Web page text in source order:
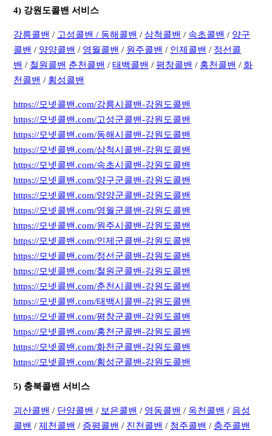
4) 강원도콜밴 서비스
강릉콜밴 / 고성콜밴 / 동해콜밴 /삼척콜밴 / 속초콜밴 / 양구
콜밴 / 양양콜밴 / 영월콜밴 / 원주콜밴 / 인제콜밴 / 정선콜
밴 / 철원콜밴 춘천콜밴 /태백콜밴 / 평창콜밴 / 홍천콜밴 / 화
천콜밴 / 횡성콜밴
https://모넷콜밴.com/강릉시콜밴-강원도콜밴
https://모넷콜밴.com/고성군콜밴-강원도콜밴
https://모넷콜밴.com/동해시콜밴-강원도콜밴
https://모넷콜밴.com/삼척시콜밴-강원도콜밴
https://모넷콜밴.com/속초시콜밴-강원도콜밴
https://모넷콜밴.com/양구군콜밴-강원도콜밴
https://모넷콜밴.com/양양군콜밴-강원도콜밴
https://모넷콜밴.com/영월군콜밴-강원도콜밴
https://모넷콜밴.com/원주시콜밴-강원도콜밴
https://모넷콜밴.com/인제군콜밴-강원도콜밴
https://모넷콜밴.com/정선군콜밴-강원도콜밴
https://모넷콜밴.com/철원군콜밴-강원도콜밴
https://모넷콜밴.com/춘천시콜밴-강원도콜밴
https://모넷콜밴.com/태백시콜밴-강원도콜밴
https://모넷콜밴.com/평창군콜밴-강원도콜밴
https://모넷콜밴.com/홍천군콜밴-강원도콜밴
https://모넷콜밴.com/화천군콜밴-강원도콜밴
https://모넷콜밴.com/횡성군콜밴-강원도콜밴
5) 충북콜밴 서비스
괴산콜밴 / 단양콜밴 / 보은콜밴 / 영동콜밴 / 옥천콜밴 / 음성
콜밴 /제천콜밴 / 증평콜밴 / 진천콜밴 / 청주콜밴 / 충주콜밴